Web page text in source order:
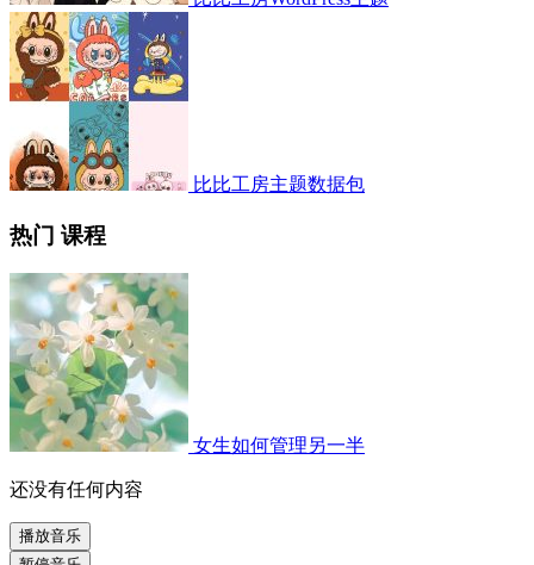
比比工房主题数据包
热门 课程
女生如何管理另一半
还没有任何内容
播放音乐